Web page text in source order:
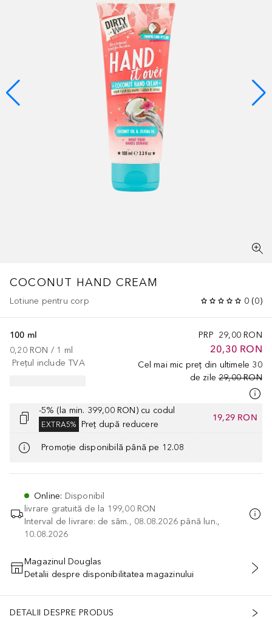
COCONUT HAND CREAM
Lotiune pentru corp 0 (0)
PRP 29,00 RON
20,30 RON
Cel mai mic preț din ultimele 30
de zile 29,00 RON
100 ml
0,20 RON / 1 ml
Prețul include TVA
-5% (la min. 399,00 RON) cu codul
EXTRA5% Preț după reducere
19,29 RON
Promoție disponibilă până pe 12.08
Online: Disponibil
livrare gratuită de la 199,00 RON
Interval de livrare: de sâm., 08.08.2026 până lun.,
10.08.2026
ADĂUGAȚI ÎN COŞ
Magazinul Douglas
Detalii despre disponibilitatea magazinului
DETALII DESPRE PRODUS